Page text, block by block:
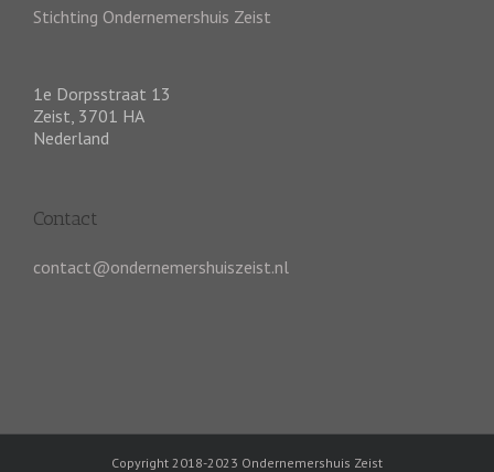
Stichting Ondernemershuis Zeist
1e Dorpsstraat 13
Zeist, 3701 HA
Nederland
Contact
contact@ondernemershuiszeist.nl
Copyright 2018-2023 Ondernemershuis Zeist